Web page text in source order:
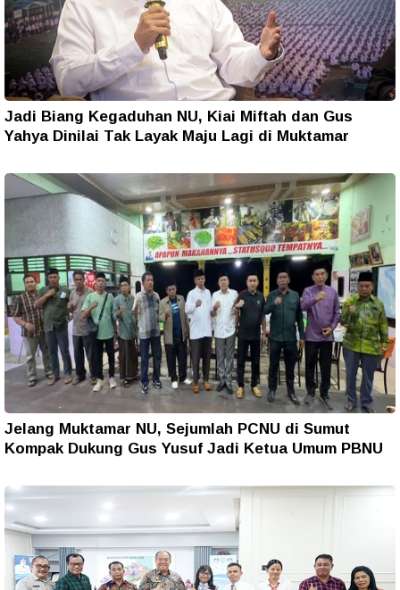
Jadi Biang Kegaduhan NU, Kiai Miftah dan Gus
Yahya Dinilai Tak Layak Maju Lagi di Muktamar
Jelang Muktamar NU, Sejumlah PCNU di Sumut
Kompak Dukung Gus Yusuf Jadi Ketua Umum PBNU